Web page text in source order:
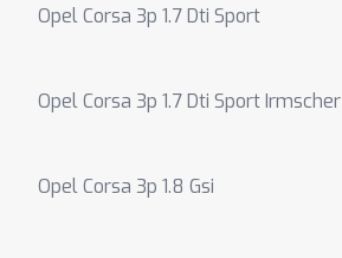
Opel Corsa 3p 1.7 Dti Sport
Opel Corsa 3p 1.7 Dti Sport Irmscher
Opel Corsa 3p 1.8 Gsi